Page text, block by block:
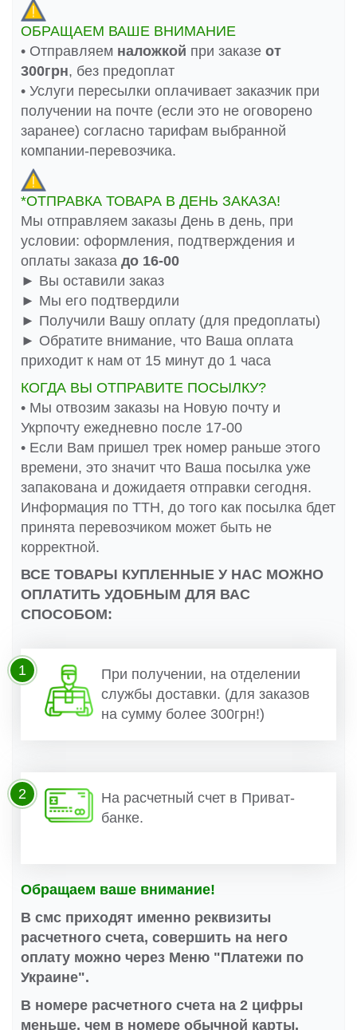
ОБРАЩАЕМ ВАШЕ ВНИМАНИЕ
• Отправляем наложкой при заказе от
300грн, без предоплат
• Услуги пересылки оплачивает заказчик при
получении на почте (если это не оговорено
заранее) согласно тарифам выбранной
компании-перевозчика.
*ОТПРАВКА ТОВАРА В ДЕНЬ ЗАКАЗА!
Мы отправляем заказы День в день, при
условии: оформления, подтверждения и
оплаты заказа до 16-00
► Вы оставили заказ
► Мы его подтвердили
► Получили Вашу оплату (для предоплаты)
► Обратите внимание, что Ваша оплата
приходит к нам от 15 минут до 1 часа
КОГДА ВЫ ОТПРАВИТЕ ПОСЫЛКУ?
• Мы отвозим заказы на Новую почту и
Укрпочту ежедневно после 17-00
• Если Вам пришел трек номер раньше этого
времени, это значит что Ваша посылка уже
запакована и дожидаетя отправки сегодня.
Информация по ТТН, до того как посылка бдет
принята перевозчиком может быть не
корректной.
ВСЕ ТОВАРЫ КУПЛЕННЫЕ У НАС МОЖНО
ОПЛАТИТЬ УДОБНЫМ ДЛЯ ВАС
СПОСОБОМ:
При получении, на отделении
службы доставки. (для заказов
на сумму более 300грн!)
1
На расчетный счет в Приват-
банке.
2
Обращаем ваше внимание!
В смс приходят именно реквизиты
расчетного счета, совершить на него
оплату можно через Меню "Платежи по
Украине".
В номере расчетного счета на 2 цифры
меньше, чем в номере обычной карты.